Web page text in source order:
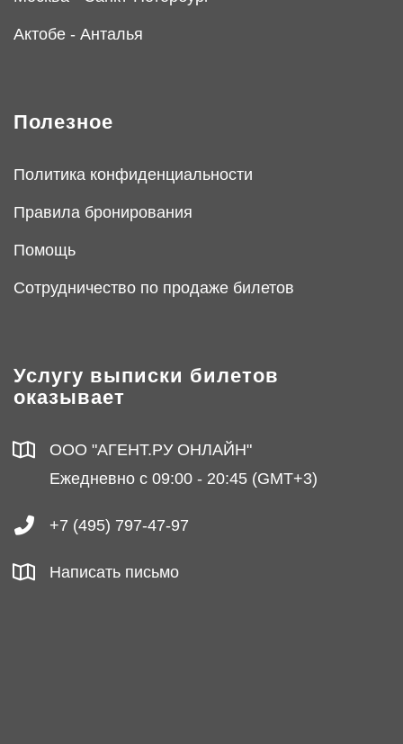
Актобе - Анталья
Полезное
Политика конфиденциальности
Правила бронирования
Помощь
Сотрудничество по продаже билетов
Услугу выписки билетов
оказывает
ООО "АГЕНТ.РУ ОНЛАЙН"
Ежедневно с 09:00 - 20:45 (GMT+3)
+7 (495) 797-47-97
Написать письмо